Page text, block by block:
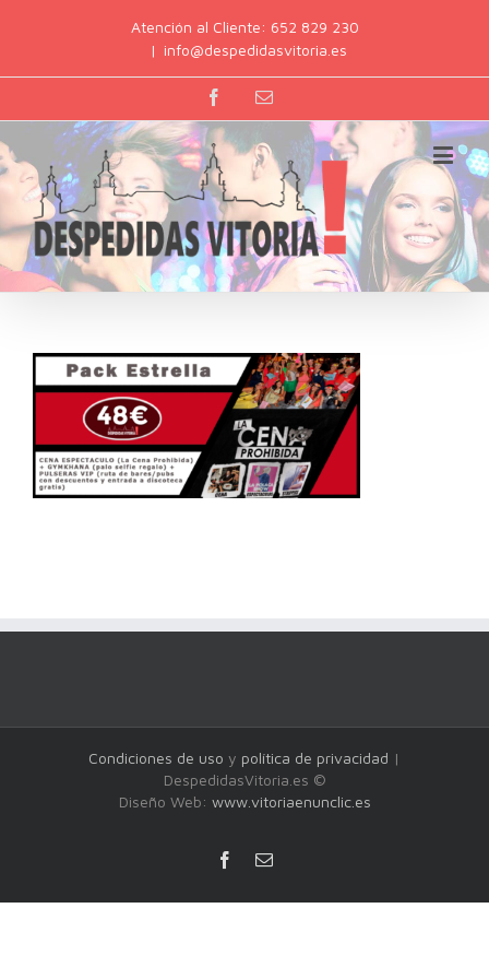
Atención al Cliente: 652 829 230
| info@despedidasvitoria.es
Condiciones de uso y política de privacidad |
DespedidasVitoria.es ©
Diseño Web: www.vitoriaenunclic.es